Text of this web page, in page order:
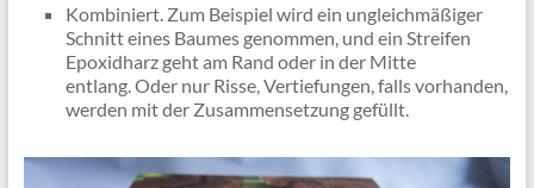
Kombiniert. Zum Beispiel wird ein ungleichmäßiger
Schnitt eines Baumes genommen, und ein Streifen
Epoxidharz geht am Rand oder in der Mitte
entlang. Oder nur Risse, Vertiefungen, falls vorhanden,
werden mit der Zusammensetzung gefüllt.